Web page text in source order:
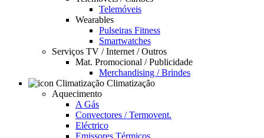
Telemóveis
Wearables
Pulseiras Fitness
Smartwatches
Serviços TV / Internet / Outros
Mat. Promocional / Publicidade
Merchandising / Brindes
Climatização
Aquecimento
A Gás
Convectores / Termovent.
Eléctrico
Emissores Térmicos